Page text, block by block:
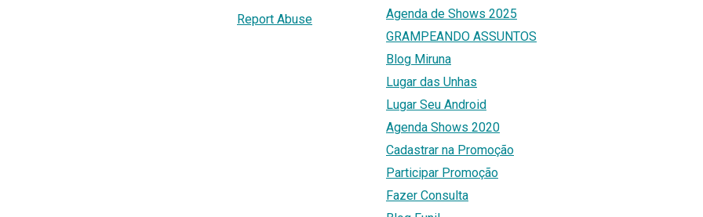
Report Abuse
Agenda de Shows 2025
GRAMPEANDO ASSUNTOS
Blog Miruna
Lugar das Unhas
Lugar Seu Android
Agenda Shows 2020
Cadastrar na Promoção
Participar Promoção
Fazer Consulta